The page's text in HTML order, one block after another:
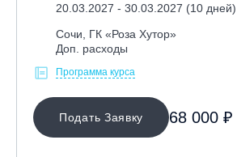
МЕСТО ПРОВЕДЕНИЯ
Байкальск, ГЛЦ «Гора Соболиная»
20.03.2027 - 30.03.2027 (10 дней)
Сочи, ГК «Роза Хутор»
Доп. расходы
Программа курса
Подать Заявку 68 000 ₽